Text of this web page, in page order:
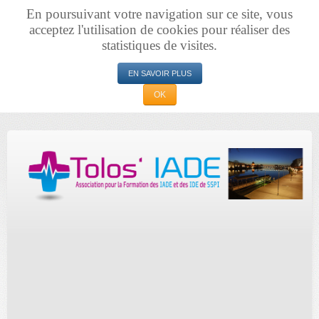
En poursuivant votre navigation sur ce site, vous
acceptez l'utilisation de cookies pour réaliser des
statistiques de visites.
EN SAVOIR PLUS
OK